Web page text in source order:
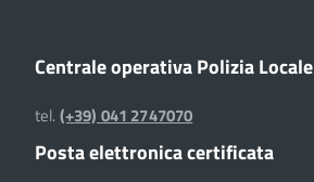
Centrale operativa Polizia Locale
tel.(+39) 041 2747070
Posta elettronica certificata